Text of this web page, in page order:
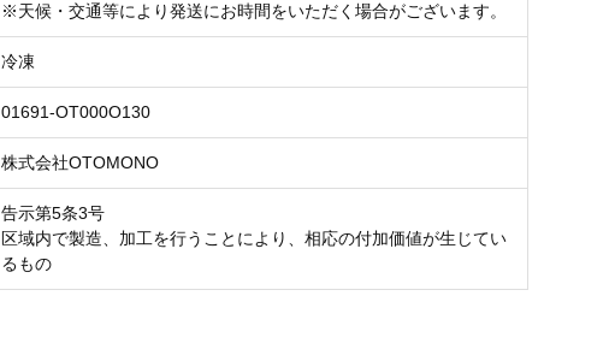
※天候・交通等により発送にお時間をいただく場合がございます。
冷凍
01691-OT000O130
株式会社OTOMONO
告示第5条3号
区域内で製造、加工を行うことにより、相応の付加価値が生じてい
るもの